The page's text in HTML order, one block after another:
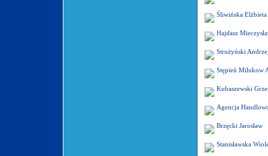
Śliwińska Elżbieta
Hajdasz
Strużyński
Stępień Milukow
Kubaszewski
Agencja
Brzęcki Jarosław
Stanisławska